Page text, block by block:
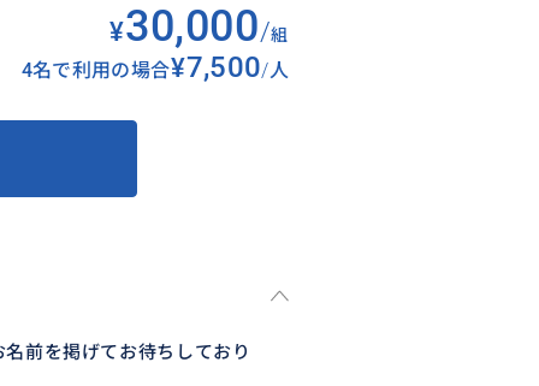
¥30,000/組
4名で利用の場合 ¥7,500/人
前を掲げてお待ちしており